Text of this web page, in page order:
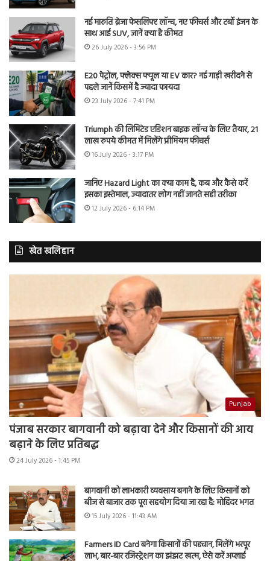
नई मारुति ब्रेजा फेसलिफ्ट लॉन्च, नए फीचर्स और टर्बो इंजन के
साथ आई SUV, जानें क्या है कीमत
26 July 2026 - 3:56 PM
E20 पेट्रोल, फ्लेक्स फ्यूल या EV कार? नई गाड़ी खरीदने से
पहले जानें किसमें है ज्यादा फायदा
23 July 2026 - 7:41 PM
Triumph की लिमिटेड एडिशन बाइक लॉन्च के लिए तैयार, 21
लाख रुपये कीमत में मिलेंगे प्रीमियम फीचर्स
16 July 2026 - 3:17 PM
जानिए Hazard Light का क्या काम है, कब और कैसे करें
इसका इस्तेमाल, ज्यादातर लोग नहीं जानते सही तरीका
12 July 2026 - 6:14 PM
खेत खलिहान
Punjab
पंजाब सरकार बागवानी को बढ़ावा देने और किसानों की आय
बढ़ाने के लिए प्रतिबद्ध
24 July 2026 - 1:45 PM
बागवानी को लाभकारी व्यवसाय बनाने के लिए किसानों को
बीज से बाजार तक पूरा सहयोग दिया जा रहा है: मोहिंदर भगत
15 July 2026 - 11:43 AM
Farmers ID Card बनेगा किसानों की पहचान, मिलेंगे भरपूर
लाभ, बार-बार रजिस्ट्रेशन का झंझट खत्म, ऐसे करें अप्लाई